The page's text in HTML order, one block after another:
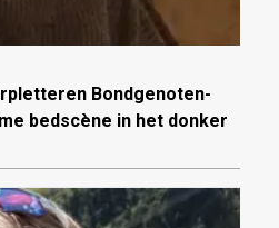
Bondgenoten-
bedscène in het donker